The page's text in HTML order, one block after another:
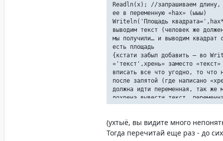
Readln(x); //запрашиваем длину,
ее в переменную «hax» (ыыы)
Writeln('Площадь
выводим текст (человек же
мы получили… и выводим квадрат
есть площадь
{кстати забыл добавить – во
«'текст',хрень» заместо «текст»
вписать все что угодно, то что
после запятой (где написано
должна идти переменная, так же
дохрена вывести текст,
переменная, к примеру, можно
вротмненоги-работает'); }
{кстати говоря, в некоторых
(ухтыё, вы видите много
Тогда перечитай еще раз - до